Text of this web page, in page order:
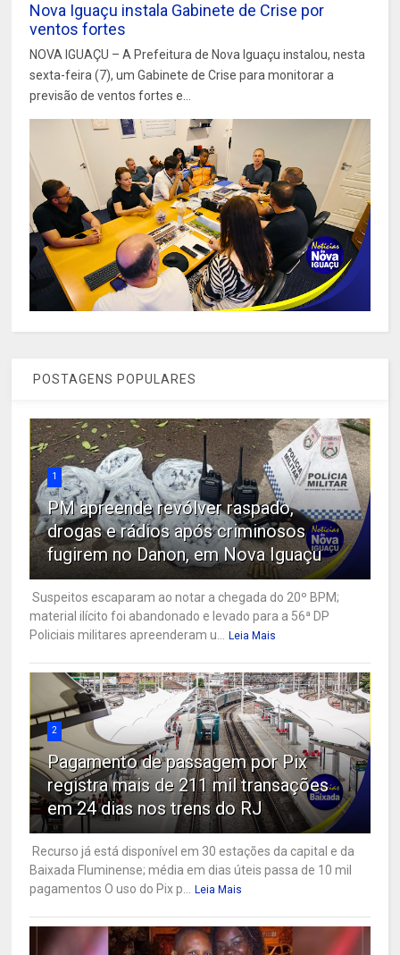
Nova Iguaçu instala Gabinete de Crise por
ventos fortes
NOVA IGUAÇU – A Prefeitura de Nova Iguaçu instalou, nesta
sexta-feira (7), um Gabinete de Crise para monitorar a
previsão de ventos fortes e...
POSTAGENS POPULARES
1
PM apreende revólver raspado,
drogas e rádios após criminosos
fugirem no Danon, em Nova Iguaçu
Suspeitos escaparam ao notar a chegada do 20º BPM;
material ilícito foi abandonado e levado para a 56ª DP
Policiais militares apreenderam u...
Leia Mais
2
Pagamento de passagem por Pix
registra mais de 211 mil transações
em 24 dias nos trens do RJ
Recurso já está disponível em 30 estações da capital e da
Baixada Fluminense; média em dias úteis passa de 10 mil
pagamentos O uso do Pix p...
Leia Mais